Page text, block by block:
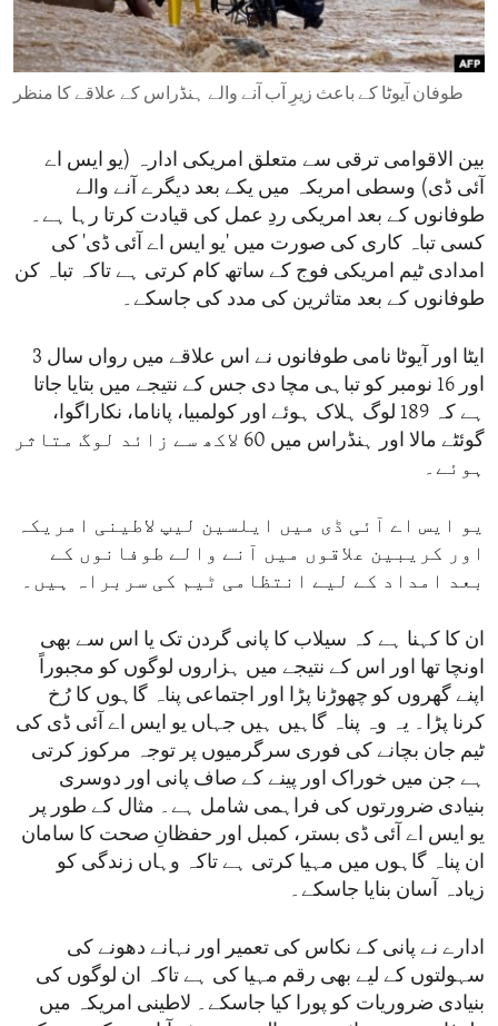
ENVIRONMENT AND HEALTH
IDEALS AND INSTITUTIONS
طوفان آیوٹا کے باعث زیرِ آب آنے والے ہنڈراس کے علاقے کا منظر
بین الاقوامی ترقی سے متعلق امریکی ادارہ (یو ایس اے
آئی ڈی) وسطی امریکہ میں یکے بعد دیگرے آنے والے
طوفانوں کے بعد امریکی ردِ عمل کی قیادت کرتا رہا ہے۔
کسی تباہ کاری کی صورت میں 'یو ایس اے آئی ڈی' کی
امدادی ٹیم امریکی فوج کے ساتھ کام کرتی ہے تاکہ تباہ کن
طوفانوں کے بعد متاثرین کی مدد کی جاسکے۔
ایٹا اور آیوٹا نامی طوفانوں نے اس علاقے میں رواں سال 3
اور 16 نومبر کو تباہی مچا دی جس کے نتیجے میں بتایا جاتا
ہے کہ 189 لوگ ہلاک ہوئے اور کولمبیا، پاناما، نکاراگوا،
گوئٹے مالا اور ہنڈراس میں 60 لاکھ سے زائد لوگ متاثر
ہوئے۔
یو ایس اے آئی ڈی میں ایلسین لیپ لاطینی امریکہ
اور کریبین علاقوں میں آنے والے طوفانوں کے
بعد امداد کے لیے انتظامی ٹیم کی سربراہ ہیں۔
ان کا کہنا ہے کہ سیلاب کا پانی گردن تک یا اس سے بھی
اونچا تھا اور اس کے نتیجے میں ہزاروں لوگوں کو مجبوراً
اپنے گھروں کو چھوڑنا پڑا اور اجتماعی پناہ گاہوں کا رُخ
کرنا پڑا۔ یہ وہ پناہ گاہیں ہیں جہاں یو ایس اے آئی ڈی کی
ٹیم جان بچانے کی فوری سرگرمیوں پر توجہ مرکوز کرتی
ہے جن میں خوراک اور پینے کے صاف پانی اور دوسری
بنیادی ضرورتوں کی فراہمی شامل ہے۔ مثال کے طور پر
یو ایس اے آئی ڈی بستر، کمبل اور حفظانِ صحت کا سامان
ان پناہ گاہوں میں مہیا کرتی ہے تاکہ وہاں زندگی کو
زیادہ آسان بنایا جاسکے۔
ادارے نے پانی کے نکاس کی تعمیر اور نہانے دھونے کی
سہولتوں کے لیے بھی رقم مہیا کی ہے تاکہ ان لوگوں کی
بنیادی ضروریات کو پورا کیا جاسکے۔ لاطینی امریکہ میں